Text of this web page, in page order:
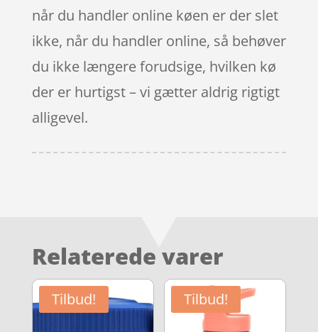
når du handler online køen er der slet
ikke, når du handler online, så behøver
du ikke længere forudsige, hvilken kø
der er hurtigst – vi gætter aldrig rigtigt
alligevel.
Relaterede varer
Tilbud! Tilbud!